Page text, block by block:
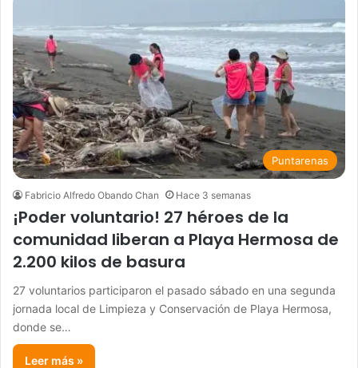
Puntarenas
Fabricio Alfredo Obando Chan Hace 3 semanas
¡Poder voluntario! 27 héroes de la
comunidad liberan a Playa Hermosa de
2.200 kilos de basura
27 voluntarios participaron el pasado sábado en una segunda
jornada local de Limpieza y Conservación de Playa Hermosa,
donde se…
Leer más »